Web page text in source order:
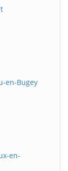
en-Bugey
en-